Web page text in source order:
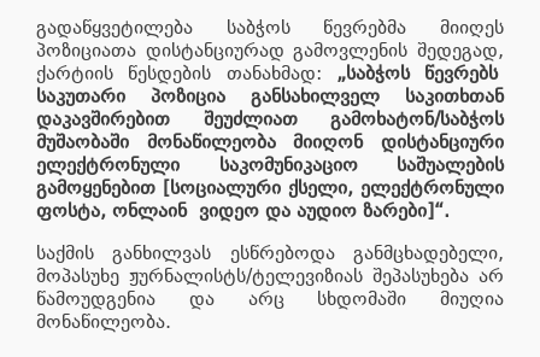
გადაწყვეტილება საბჭოს წევრებმა მიიღეს
პოზიციათა დისტანციურად გამოვლენის შედეგად,
ქარტიის წესდების თანახმად:
„საბჭოს წევრებს
საკუთარი პოზიცია განსახილველ საკითხთან
დაკავშირებით შეუძლიათ გამოხატონ/საბჭოს
მუშაობაში მონაწილეობა მიიღონ დისტანციური
ელექტრონული საკომუნიკაციო საშუალების
გამოყენებით [სოციალური ქსელი, ელექტრონული
ფოსტა, ონლაინ ვიდეო და აუდიო ზარები]“.
საქმის განხილვას ესწრებოდა განმცხადებელი,
მოპასუხე ჟურნალისტს/ტელევიზიას შეპასუხება არ
წამოუდგენია და არც სხდომაში მიუღია
მონაწილეობა.